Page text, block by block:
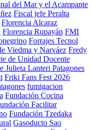
del Mar y el Acampante
Fiscal jefe Peralta
Florencia Alcaraz
Florencia Rupayán FMI
Forrajes Tecnol
Viedma y Narváez Fredy
de Unidad Docente
Julieta Lanteri Patagones
Friki Fans Fest 2026
fumigacion
Fundación Cocina
Facilitar
Fundación Tzedaka
Gasoducto Sao